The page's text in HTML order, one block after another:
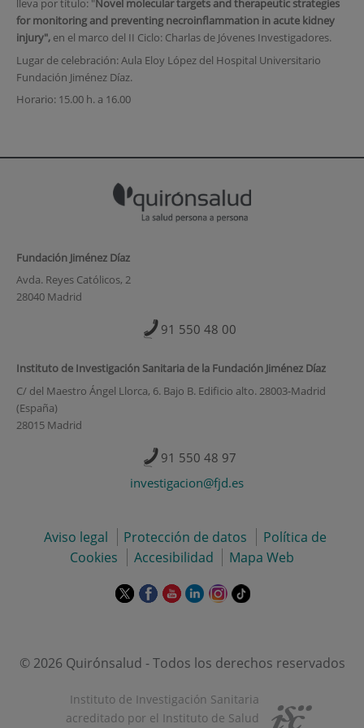
lleva por título: "Novel molecular targets and therapeutic strategies
for monitoring and preventing necroinflammation in acute kidney
injury", en el marco del II Ciclo: Charlas de Jóvenes Investigadores.
Lugar de celebración: Aula Eloy López del Hospital Universitario
Fundación Jiménez Díaz.
Horario: 15.00 h. a 16.00
Fundación Jiménez Díaz
Avda. Reyes Católicos, 2
28040 Madrid
91 550 48 00
Instituto de Investigación Sanitaria de la Fundación Jiménez Díaz
C/ del Maestro Ángel Llorca, 6. Bajo B. Edificio alto. 28003-Madrid
(España)
28015 Madrid
91 550 48 97
investigacion@fjd.es
Aviso legal Protección de datos
Política de
Cookies
Accesibilidad Mapa Web
Este
en
ventana
nueva.
Este
en
ventana
nueva.
Este
en
ventana
Este
en
ventana
nueva.
Este
en
ventana
nueva.
Enlace
externa.
© 2026 Quirónsalud - Todos los derechos reservados
Instituto de Investigación Sanitaria
acreditado por el Instituto de Salud